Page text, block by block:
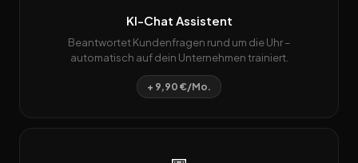
KI-Chat Assistent
Beantwortet Kundenfragen rund um die Uhr –
automatisch auf dein Unternehmen trainiert.
+ 9,90 €/Mo.